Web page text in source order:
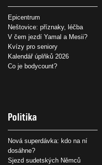
Epicentrum
Neštovice: příznaky, léčba
V čem jezdí Yamal a Mesii?
Kvízy pro seniory
Kalendář úplňků 2026
Co je bodycount?
Politika
Nová superdávka: kdo na ní
dosáhne?
Sjezd sudetských Němců